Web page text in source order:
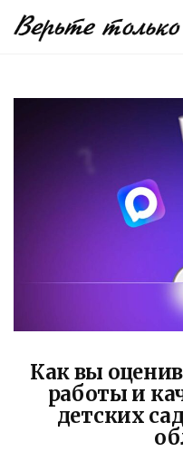
Как вы
работы и
детских